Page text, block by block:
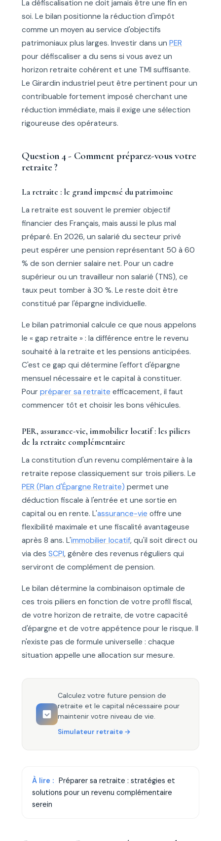
La défiscalisation ne doit jamais être une fin en
soi. Le bilan positionne la réduction d'impôt
comme un moyen au service d'objectifs
patrimoniaux plus larges. Investir dans un PER
pour défiscaliser a du sens si vous avez un
horizon retraite cohérent et une TMI suffisante.
Le Girardin industriel peut être pertinent pour un
contribuable fortement imposé cherchant une
réduction immédiate, mais il exige une sélection
rigoureuse des opérateurs.
Question 4 - Comment préparez-vous votre
retraite ?
La retraite : le grand impensé du patrimoine
La retraite est souvent le premier objectif
financier des Français, mais aussi le plus mal
préparé. En 2026, un salarié du secteur privé
peut espérer une pension représentant 50 à 60
% de son dernier salaire net. Pour un cadre
supérieur ou un travailleur non salarié (TNS), ce
taux peut tomber à 30 %. Le reste doit être
constitué par l'épargne individuelle.
Le bilan patrimonial calcule ce que nous appelons
le « gap retraite » : la différence entre le revenu
souhaité à la retraite et les pensions anticipées.
C'est ce gap qui détermine l'effort d'épargne
mensuel nécessaire et le capital à constituer.
Pour préparer sa retraite efficacement, il faut
commencer tôt et choisir les bons véhicules.
PER, assurance-vie, immobilier locatif : les piliers
de la retraite complémentaire
La constitution d'un revenu complémentaire à la
retraite repose classiquement sur trois piliers. Le
PER (Plan d'Épargne Retraite) permet une
déduction fiscale à l'entrée et une sortie en
capital ou en rente. L'assurance-vie offre une
flexibilité maximale et une fiscalité avantageuse
après 8 ans. L'immobilier locatif, qu'il soit direct ou
via des SCPI, génère des revenus réguliers qui
serviront de complément de pension.
Le bilan détermine la combinaison optimale de
ces trois piliers en fonction de votre profil fiscal,
de votre horizon de retraite, de votre capacité
d'épargne et de votre appétence pour le risque. Il
n'existe pas de formule universelle : chaque
situation appelle une allocation sur mesure.
Calculez votre future pension de
retraite et le capital nécessaire pour
maintenir votre niveau de vie.
Simulateur retraite
À lire : Préparer sa retraite : stratégies et
solutions pour un revenu complémentaire
serein